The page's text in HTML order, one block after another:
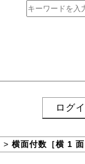
ログ
> 横面付数［横 1 面